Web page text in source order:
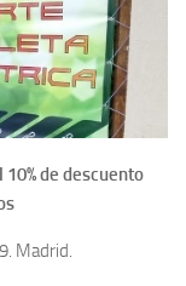
10% de descuento
Madrid.